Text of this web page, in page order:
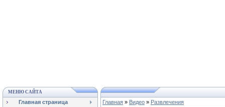
МЕНЮ САЙТА
Главная страница
Главная » Видео » Развлечения